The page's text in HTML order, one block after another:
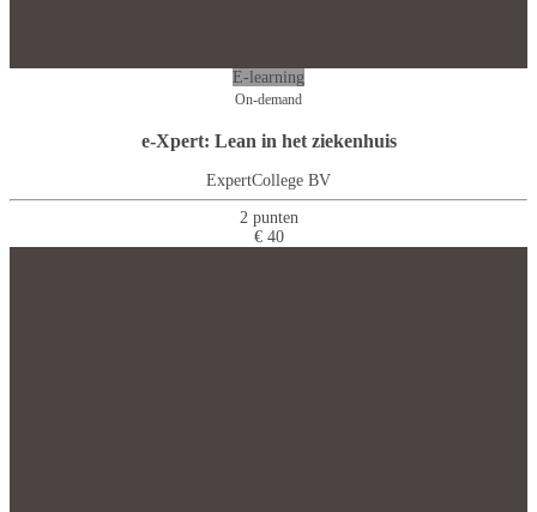
E-learning
On-demand
e-Xpert: Lean in het ziekenhuis
ExpertCollege BV
2 punten
€ 40